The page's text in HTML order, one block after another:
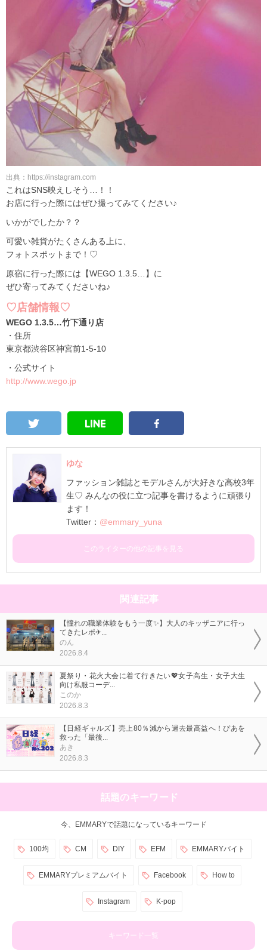
出典：https://instagram.com
これはSNS映えしそう…！！
お店に行った際にはぜひ撮ってみてください♪
いかがでしたか？？
可愛い雑貨がたくさんある上に、
フォトスポットまで！♡
原宿に行った際には【WEGO 1.3.5…】に
ぜひ寄ってみてくださいね♪
♡店舗情報♡
WEGO 1.3.5…竹下通り店
・住所
東京都渋谷区神宮前1-5-10
・公式サイト
http://www.wego.jp
ゆな
ファッション雑誌とモデルさんが大好きな高校3年
生♡ みんなの役に立つ記事を書けるように頑張り
ます！
Twitter： @emmary_yuna
このライターの他の記事を見る
関連記事
【憧れの職業体験をもう一度✨】大人のキッザニアに行っ
てきたレポ✈...
のん
2026.8.4
夏祭り・花火大会に着て行きたい💖女子高生・女子大生
向け私服コーデ...
このか
2026.8.3
【日経ギャルズ】売上80％減から過去最高益へ！ぴあを
救った「最後...
あき
2026.8.3
話題のキーワード
今、EMMARYで話題になっているキーワード
100均 CM DIY EFM EMMARYバイト
EMMARYプレミアムバイト Facebook How to
Instagram K-pop
キーワード一覧